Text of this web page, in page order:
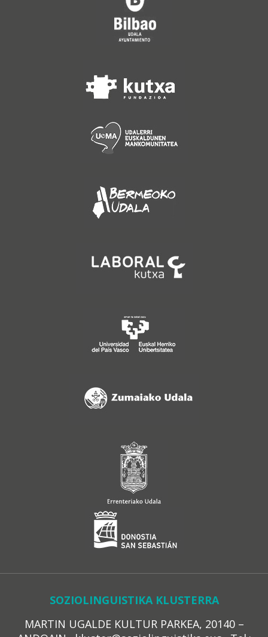
SOZIOLINGUISTIKA KLUSTERRA
MARTIN UGALDE KULTUR PARKEA, 20140 –